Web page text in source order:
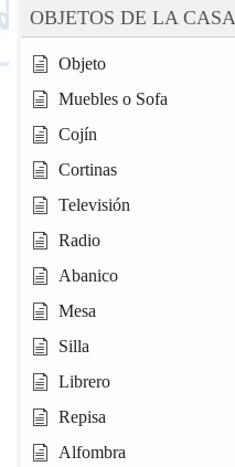
OBJETOS DE LA CASA
Objeto
Muebles o Sofa
Cojín
Cortinas
Televisión
Radio
Abanico
Mesa
Silla
Librero
Repisa
Alfombra